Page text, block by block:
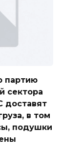
партию
сектора
доставят
в том
подушки